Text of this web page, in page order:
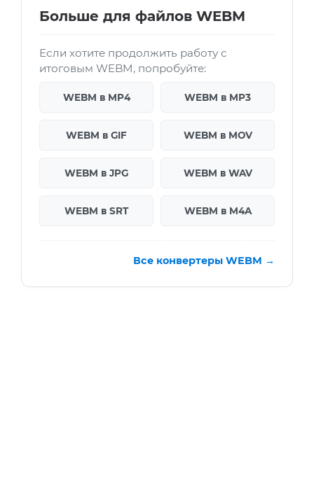
Больше для файлов WEBM
Если хотите продолжить работу с
итоговым WEBM, попробуйте:
WEBM в MP4 WEBM в MP3
WEBM в GIF WEBM в MOV
WEBM в JPG WEBM в WAV
WEBM в SRT WEBM в M4A
Все конвертеры WEBM →